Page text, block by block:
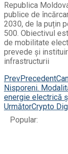
Republica
publice de
2030, de la puțin
500. Obiectivul
de mobilitate
prevede și
infrastructurii
PrevPrecedent
Nisporeni.
energie electrică
UrmătorCrypto
Popular: